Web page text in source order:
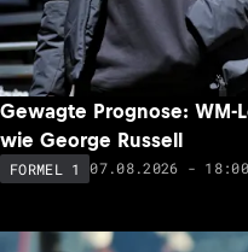
Gewagte Prognose: WM-
wie George Russell
FORMEL 1 07.08.2026 - 18:00